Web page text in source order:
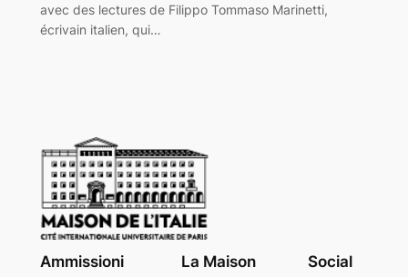
avec des lectures de Filippo Tommaso Marinetti,
écrivain italien, qui…
Ammissioni La Maison Social